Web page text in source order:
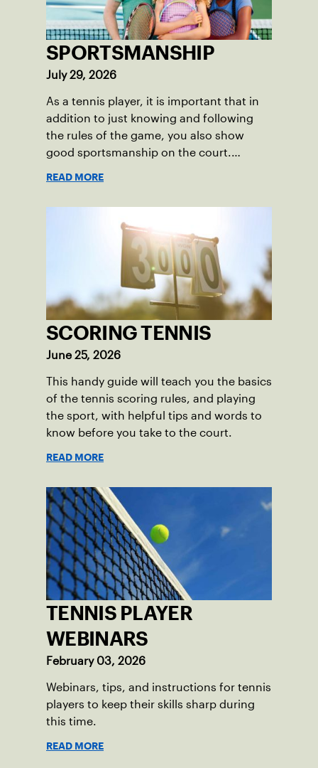
SPORTSMANSHIP
July 29, 2026
As a tennis player, it is important that in
addition to just knowing and following
the rules of the game, you also show
good sportsmanship on the court.
READ MORE
SCORING TENNIS
June 25, 2026
This handy guide will teach you the basics
of the tennis scoring rules, and playing
the sport, with helpful tips and words to
know before you take to the court.
READ MORE
TENNIS PLAYER
WEBINARS
February 03, 2026
Webinars, tips, and instructions for tennis
players to keep their skills sharp during
this time.
READ MORE